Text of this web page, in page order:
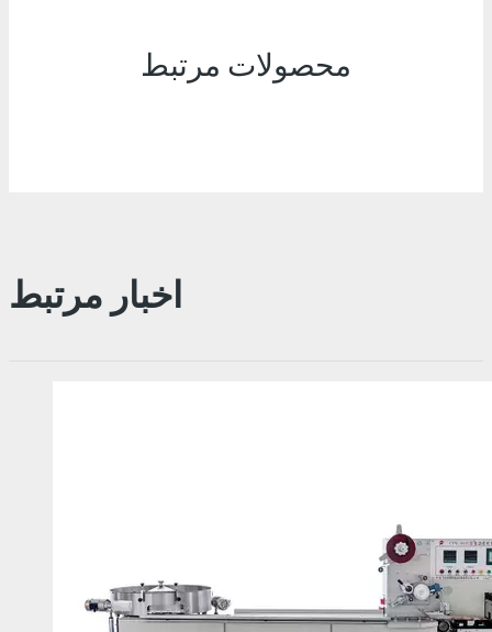
محصولات مرتبط
اخبار مرتبط